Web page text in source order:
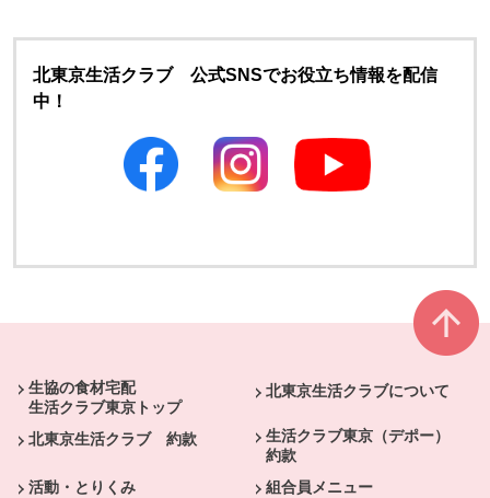
北東京生活クラブ 公式SNSでお役立ち情報を配信
中！
生協の食材宅配
生活クラブ東京トップ
北東京生活クラブについて
北東京生活クラブ 約款
生活クラブ東京（デポー）
約款
活動・とりくみ
組合員メニュー